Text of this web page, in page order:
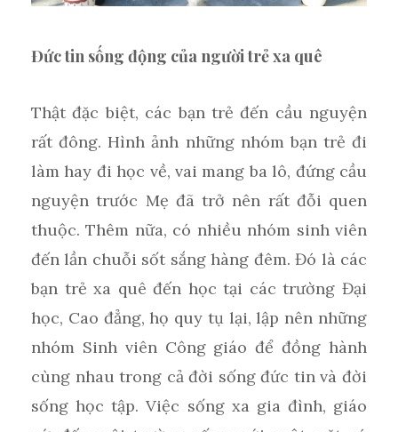
Đức tin sống động của người trẻ xa quê
Thật đặc biệt, các bạn trẻ đến cầu nguyện
rất đông. Hình ảnh những nhóm bạn trẻ đi
làm hay đi học về, vai mang ba lô, đứng cầu
nguyện trước Mẹ đã trở nên rất đỗi quen
thuộc. Thêm nữa, có nhiều nhóm sinh viên
đến lần chuỗi sốt sắng hàng đêm. Đó là các
bạn trẻ xa quê đến học tại các trường Đại
học, Cao đẳng, họ quy tụ lại, lập nên những
nhóm Sinh viên Công giáo để đồng hành
cùng nhau trong cả đời sống đức tin và đời
sống học tập. Việc sống xa gia đình, giáo